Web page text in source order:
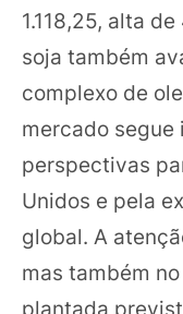
1.118,25, alta
soja também
complexo de
mercado segue
perspectivas
Unidos e pela
global. A
mas também
plantada